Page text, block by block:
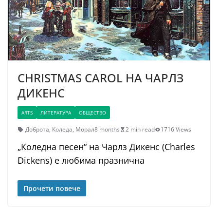
CHRISTMAS CAROL НА ЧАРЛЗ
ДИКЕНС
ARTS ЛИТЕРАТУРА ОБЩЕСТВО
Доброта, Коледа, Морал8 months 2 min read 1716 Views
„Коледна песен“ на Чарлз Дикенс (Charles
Dickens) е любима празнична
Прочети повече